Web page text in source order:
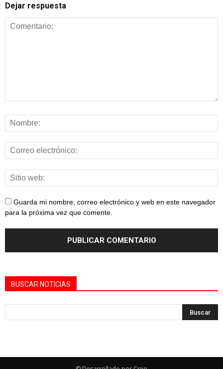
Dejar respuesta
Guarda mi nombre, correo electrónico y web en este navegador
para la próxima vez que comente.
BUSCAR NOTICIAS